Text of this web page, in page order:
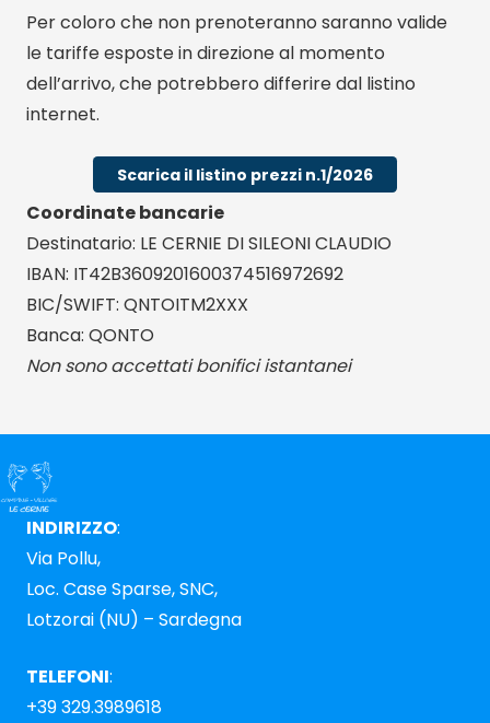
Per coloro che non prenoteranno saranno valide
le tariffe esposte in direzione al momento
dell’arrivo, che potrebbero differire dal listino
internet.
Scarica il listino prezzi n.1/2026
Coordinate bancarie
Destinatario: LE CERNIE DI SILEONI CLAUDIO
IBAN: IT42B3609201600374516972692
BIC/SWIFT: QNTOITM2XXX
Banca: QONTO
Non sono accettati bonifici istantanei
INDIRIZZO:
Via Pollu,
Loc. Case Sparse, SNC,
Lotzorai (NU) – Sardegna
TELEFONI:
+39 329.3989618